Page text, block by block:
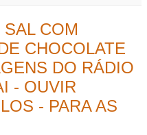
COM
CHOCOLATE
DO RÁDIO
- OUVIR
- PARA AS